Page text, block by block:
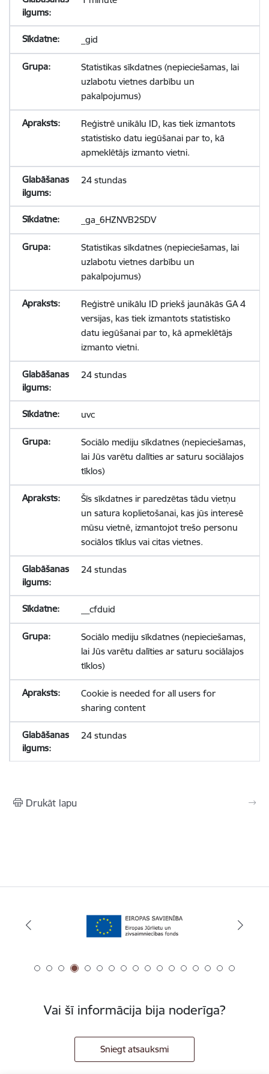
_gid
Statistikas sīkdatnes (nepieciešamas, lai
uzlabotu vietnes darbību un
pakalpojumus)
Reģistrē unikālu ID, kas tiek izmantots
statistisko datu iegūšanai par to, kā
apmeklētājs izmanto vietni.
24 stundas
_ga_6HZNVB2SDV
Statistikas sīkdatnes (nepieciešamas, lai
uzlabotu vietnes darbību un
pakalpojumus)
Reģistrē unikālu ID priekš jaunākās GA 4
versijas, kas tiek izmantots statistisko
datu iegūšanai par to, kā apmeklētājs
izmanto vietni.
24 stundas
uvc
Sociālo mediju sīkdatnes (nepieciešamas,
lai Jūs varētu dalīties ar saturu sociālajos
tīklos)
Šīs sīkdatnes ir paredzētas tādu vietņu
un satura koplietošanai, kas jūs interesē
mūsu vietnē, izmantojot trešo personu
sociālos tīklus vai citas vietnes.
24 stundas
__cfduid
Sociālo mediju sīkdatnes (nepieciešamas,
lai Jūs varētu dalīties ar saturu sociālajos
tīklos)
Cookie is needed for all users for
sharing content
24 stundas
Drukāt lapu
Vai šī informācija bija noderīga?
Sniegt atsauksmi